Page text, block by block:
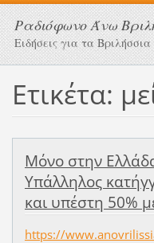
Ραδιόφωνο Άνω
Ειδήσεις για τα
Ετικέτα:
Μόνο στην
Υπάλληλος
και υπέστη 50%
https://